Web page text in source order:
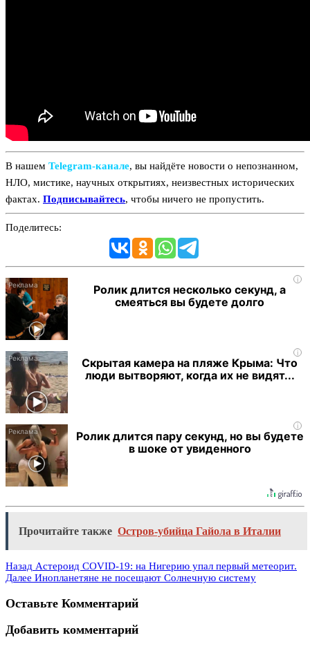
В нашем Telegram‑канале, вы найдёте новости о непознанном,
НЛО, мистике, научных открытиях, неизвестных исторических
фактах. Подписывайтесь, чтобы ничего не пропустить.
Поделитесь:
i
Ролик длится несколько секунд, а
смеяться вы будете долго
i
Скрытая камера на пляже Крыма: Что
люди вытворяют, когда их не видят...
i
Ролик длится пару секунд, но вы будете
в шоке от увиденного
Прочитайте также Остров-убийца Гайола в Италии
Назад Астероид COVID-19: на Нигерию упал первый метеорит.
Далее Инопланетяне не посещают Солнечную систему
Оставьте Комментарий
Добавить комментарий